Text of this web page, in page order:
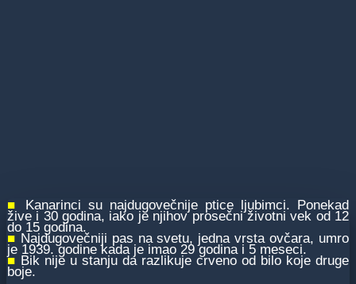
■ Kanarinci su najdugovečnije ptice ljubimci. Ponekad
žive i 30 godina, iako je njihov prosečni životni vek od 12
do 15 godina.
■ Najdugovečniji pas na svetu, jedna vrsta ovčara, umro
je 1939. godine kada je imao 29 godina i 5 meseci.
■ Bik nije u stanju da razlikuje crveno od bilo koje druge
boje.